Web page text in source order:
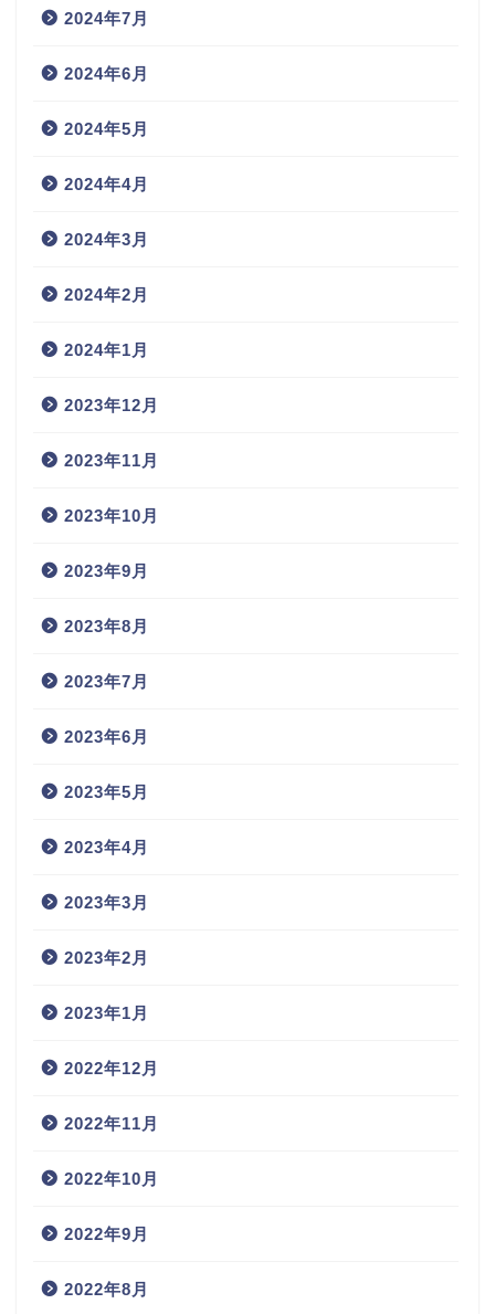
2024年7月
2024年6月
2024年5月
2024年4月
2024年3月
2024年2月
2024年1月
2023年12月
2023年11月
2023年10月
2023年9月
2023年8月
2023年7月
2023年6月
2023年5月
2023年4月
2023年3月
2023年2月
2023年1月
2022年12月
2022年11月
2022年10月
2022年9月
2022年8月